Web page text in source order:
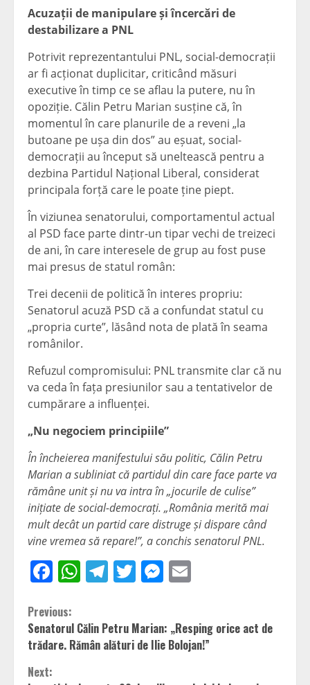
Acuzații de manipulare și încercări de
destabilizare a PNL
Potrivit reprezentantului PNL, social-democrații
ar fi acționat duplicitar, criticând măsuri
executive în timp ce se aflau la putere, nu în
opoziție. Călin Petru Marian susține că, în
momentul în care planurile de a reveni „la
butoane pe ușa din dos” au eșuat, social-
democrații au început să uneltească pentru a
dezbina Partidul Național Liberal, considerat
principala forță care le poate ține piept.
În viziunea senatorului, comportamentul actual
al PSD face parte dintr-un tipar vechi de treizeci
de ani, în care interesele de grup au fost puse
mai presus de statul român:
Trei decenii de politică în interes propriu:
Senatorul acuză PSD că a confundat statul cu
„propria curte”, lăsând nota de plată în seama
românilor.
Refuzul compromisului: PNL transmite clar că nu
va ceda în fața presiunilor sau a tentativelor de
cumpărare a influenței.
„Nu negociem principiile”
În încheierea manifestului său politic, Călin Petru
Marian a subliniat că partidul din care face parte va
rămâne unit și nu va intra în „jocurile de culise”
inițiate de social-democrați. „România merită mai
mult decât un partid care distruge și dispare când
vine vremea să repare!”, a conchis senatorul PNL.
Facebook
WhatsApp
Telegram
TwitterMessenger
Continue
Reading
Previous:
Senatorul Călin Petru Marian: „Resping orice act de
trădare. Rămân alături de Ilie Bolojan!”
Next: